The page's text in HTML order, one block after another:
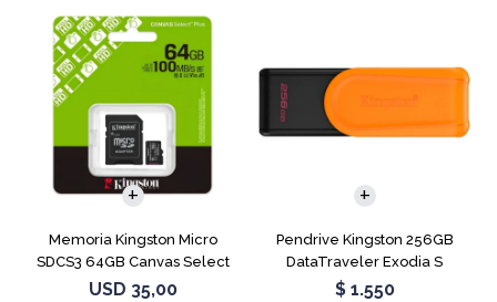
Memoria Kingston Micro
SDCS3 64GB Canvas Select
Plus
USD 35,00
Pendrive Kingston 256GB
DataTraveler Exodia S
Naranja
$ 1.550